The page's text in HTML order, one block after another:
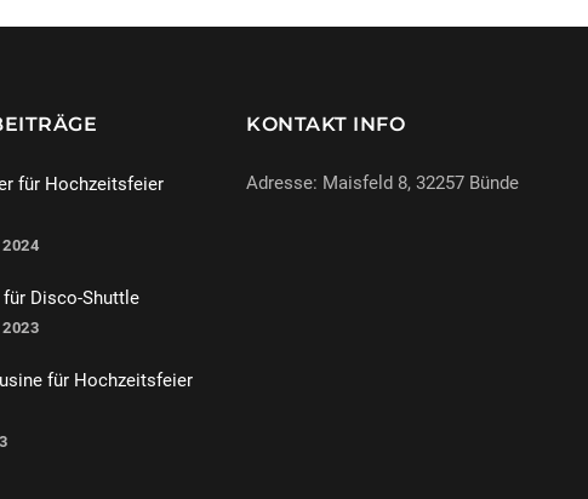
für Hochzeitsfeier
Disco-Shuttle
für Hochzeitsfeier
KONTAKT INFO
Adresse: Maisfeld 8, 32257 Bünde